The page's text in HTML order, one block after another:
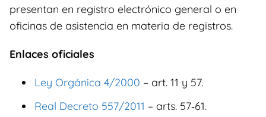
presentan en registro electrónico general o en
oficinas de asistencia en materia de registros.
Enlaces oficiales
Ley Orgánica 4/2000 – art. 11 y 57.
Real Decreto 557/2011 – arts. 57‑61.